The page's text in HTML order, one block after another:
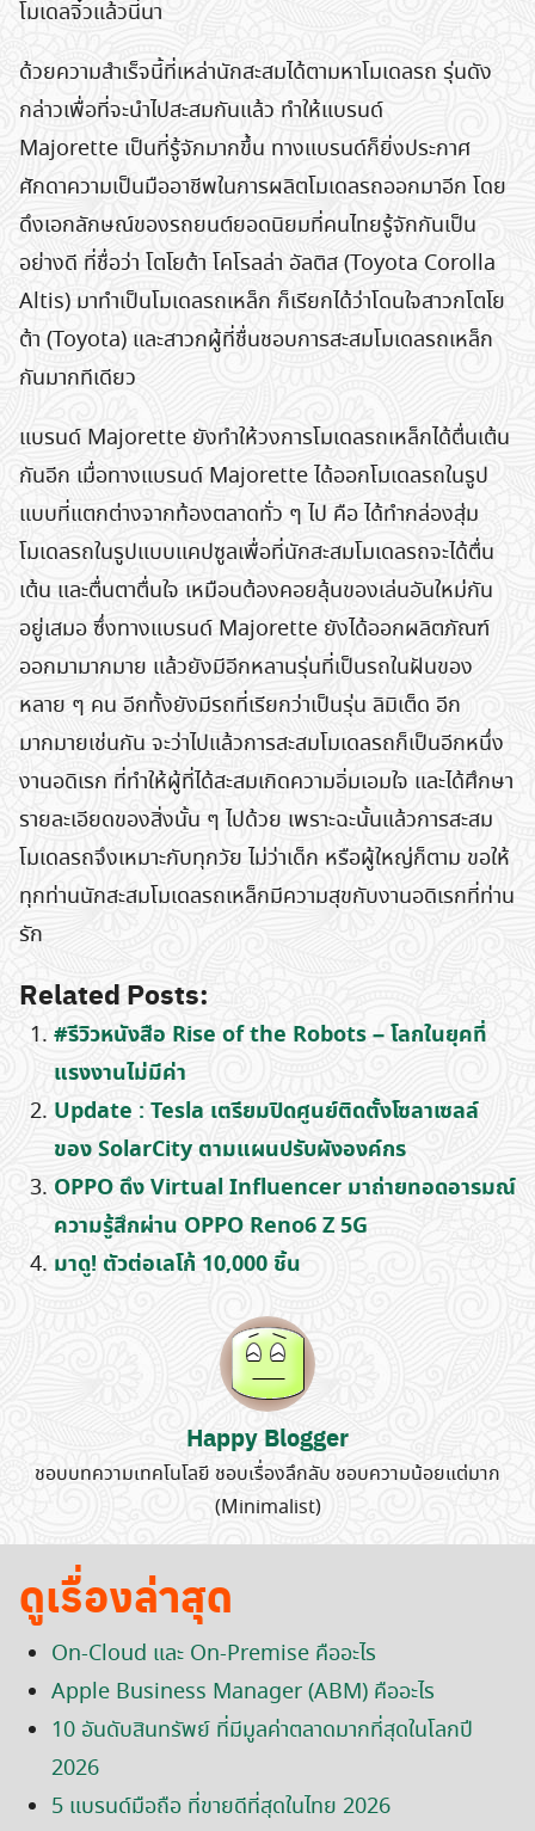
for:
โมเดลจิ๋วแล้วนี่นา
ด้วยความสำเร็จนี้ที่เหล่านักสะสมได้ตามหาโมเดลรถ รุ่นดัง
กล่าวเพื่อที่จะนำไปสะสมกันแล้ว ทำให้แบรนด์
Majorette เป็นที่รู้จักมากขึ้น ทางแบรนด์ก็ยิ่งประกาศ
ศักดาความเป็นมืออาชีพในการผลิตโมเดลรถออกมาอีก โดย
ดึงเอกลักษณ์ของรถยนต์ยอดนิยมที่คนไทยรู้จักกันเป็น
อย่างดี ที่ชื่อว่า โตโยต้า โคโรลล่า อัลติส (Toyota Corolla
Altis) มาทำเป็นโมเดลรถเหล็ก ก็เรียกได้ว่าโดนใจสาวกโตโย
ต้า (Toyota) และสาวกผู้ที่ชื่นชอบการสะสมโมเดลรถเหล็ก
กันมากทีเดียว
แบรนด์ Majorette ยังทำให้วงการโมเดลรถเหล็กได้ตื่นเต้น
กันอีก เมื่อทางแบรนด์ Majorette ได้ออกโมเดลรถในรูป
แบบที่แตกต่างจากท้องตลาดทั่ว ๆ ไป คือ ได้ทำกล่องสุ่ม
โมเดลรถในรูปแบบแคปซูลเพื่อที่นักสะสมโมเดลรถจะได้ตื่น
เต้น และตื่นตาตื่นใจ เหมือนต้องคอยลุ้นของเล่นอันใหม่กัน
อยู่เสมอ ซึ่งทางแบรนด์ Majorette ยังได้ออกผลิตภัณฑ์
ออกมามากมาย แล้วยังมีอีกหลานรุ่นที่เป็นรถในฝันของ
หลาย ๆ คน อีกทั้งยังมีรถที่เรียกว่าเป็นรุ่น ลิมิเต็ด อีก
มากมายเช่นกัน จะว่าไปแล้วการสะสมโมเดลรถก็เป็นอีกหนึ่ง
งานอดิเรก ที่ทำให้ผู้ที่ได้สะสมเกิดความอิ่มเอมใจ และได้ศึกษา
รายละเอียดของสิ่งนั้น ๆ ไปด้วย เพราะฉะนั้นแล้วการสะสม
โมเดลรถจึงเหมาะกับทุกวัย ไม่ว่าเด็ก หรือผู้ใหญ่ก็ตาม ขอให้
ทุกท่านนักสะสมโมเดลรถเหล็กมีความสุขกับงานอดิเรกที่ท่าน
รัก
Related Posts:
#รีวิวหนังสือ Rise of the Robots – โลกในยุคที่
แรงงานไม่มีค่า
Update : Tesla เตรียมปิดศูนย์ติดตั้งโซลาเซลล์
ของ SolarCity ตามแผนปรับผังองค์กร
OPPO ดึง Virtual Influencer มาถ่ายทอดอารมณ์
ความรู้สึกผ่าน OPPO Reno6 Z 5G
มาดู! ตัวต่อเลโก้ 10,000 ชิ้น
Happy Blogger
ชอบบทความเทคโนโลยี ชอบเรื่องลึกลับ ชอบความน้อยแต่มาก
(Minimalist)
ดูเรื่องล่าสุด
On-Cloud และ On-Premise คืออะไร
Apple Business Manager (ABM) คืออะไร
10 อันดับสินทรัพย์ ที่มีมูลค่าตลาดมากที่สุดในโลกปี
2026
5 แบรนด์มือถือ ที่ขายดีที่สุดในไทย 2026